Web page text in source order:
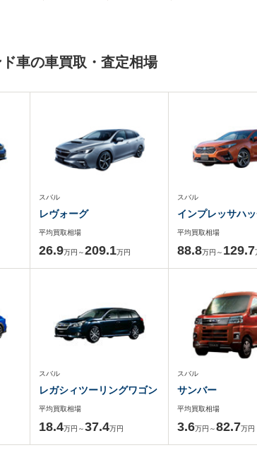
車の車買取・査定相場
スバル
レヴォーグ
平均買取相場
26.9万円～209.1万円
スバル
インプレッサハ
平均買取相場
88.8万円～ 129.7
スバル
レガシィツーリングワゴン
平均買取相場
18.4万円～37.4万円
スバル
サンバー
平均買取相場
3.6万円～82.7万円